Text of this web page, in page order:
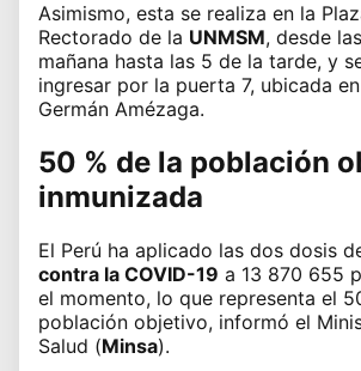
Asimismo, esta se realiza en la
Rectorado de la UNMSM, desde
mañana hasta las 5 de la tarde, y
ingresar por la puerta 7, ubicada
Germán Amézaga.
50 % de la población
inmunizada
El Perú ha aplicado las dos dosis
contra la COVID-19 a 13 870 655
el momento, lo que representa el
población objetivo, informó el
Salud (Minsa).